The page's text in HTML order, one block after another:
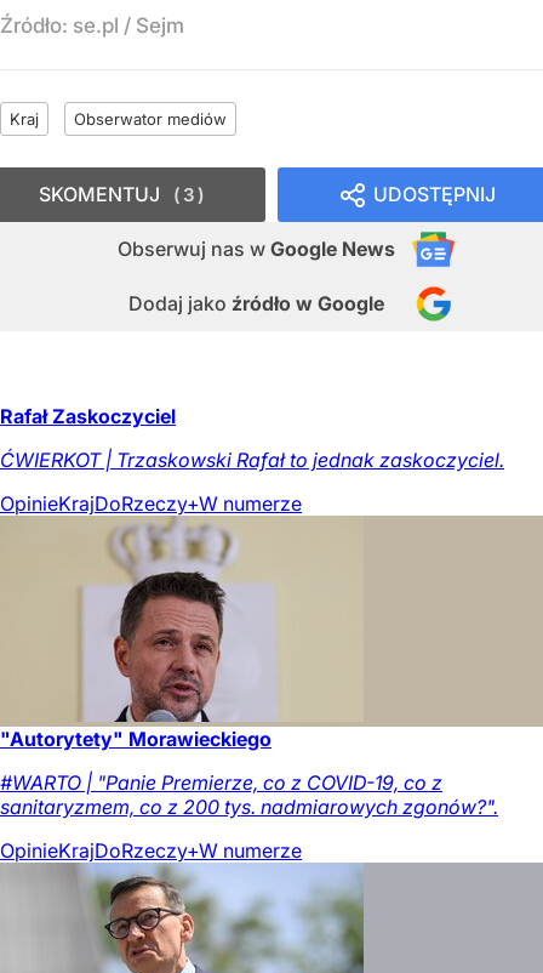
Źródło: se.pl / Sejm
Kraj Obserwator mediów
UDOSTĘPNIJ
Obserwuj nas w Google News
Dodaj jako źródło w Google
SKOMENTUJ 3
Rafał Zaskoczyciel
ĆWIERKOT | Trzaskowski Rafał to jednak zaskoczyciel.
OpinieKrajDoRzeczy+W numerze
"Autorytety" Morawieckiego
#WARTO | "Panie Premierze, co z COVID-19, co z
sanitaryzmem, co z 200 tys. nadmiarowych zgonów?".
OpinieKrajDoRzeczy+W numerze